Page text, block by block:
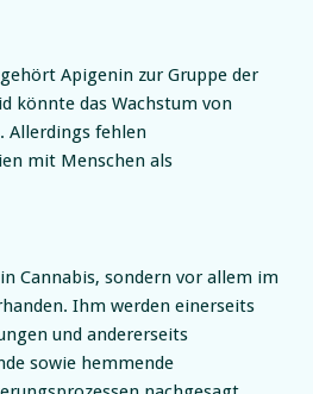
Apigenin zur Gruppe der
könnte das Wachstum von
Allerdings fehlen
mit Menschen als
Cannabis, sondern vor allem im
Ihm werden einerseits
und andererseits
sowie hemmende